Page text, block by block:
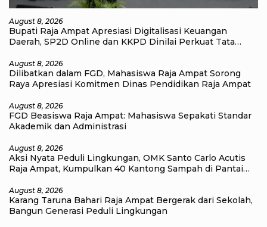
August 8, 2026
Bupati Raja Ampat Apresiasi Digitalisasi Keuangan
Daerah, SP2D Online dan KKPD Dinilai Perkuat Tata
August 8, 2026
Dilibatkan dalam FGD, Mahasiswa Raja Ampat Sorong
Raya Apresiasi Komitmen Dinas Pendidikan Raja Ampat
August 8, 2026
FGD Beasiswa Raja Ampat: Mahasiswa Sepakati Standar
Akademik dan Administrasi
August 8, 2026
Aksi Nyata Peduli Lingkungan, OMK Santo Carlo Acutis
Raja Ampat, Kumpulkan 40 Kantong Sampah di Pantai
August 8, 2026
Karang Taruna Bahari Raja Ampat Bergerak dari Sekolah,
Bangun Generasi Peduli Lingkungan